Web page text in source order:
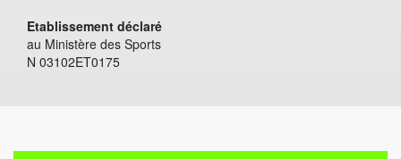
Etablissement déclaré
au Ministère des Sports
N 03102ET0175